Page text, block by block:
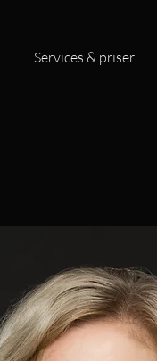
Services & priser